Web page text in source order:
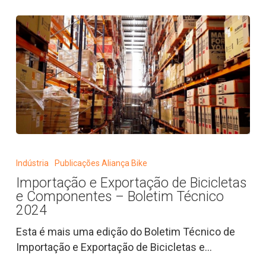
de
Bicicletas
e
Componentes
–
Indústria Publicações Aliança Bike
Importação e Exportação de Bicicletas
e Componentes – Boletim Técnico
2024
Esta é mais uma edição do Boletim Técnico de
Importação e Exportação de Bicicletas e…